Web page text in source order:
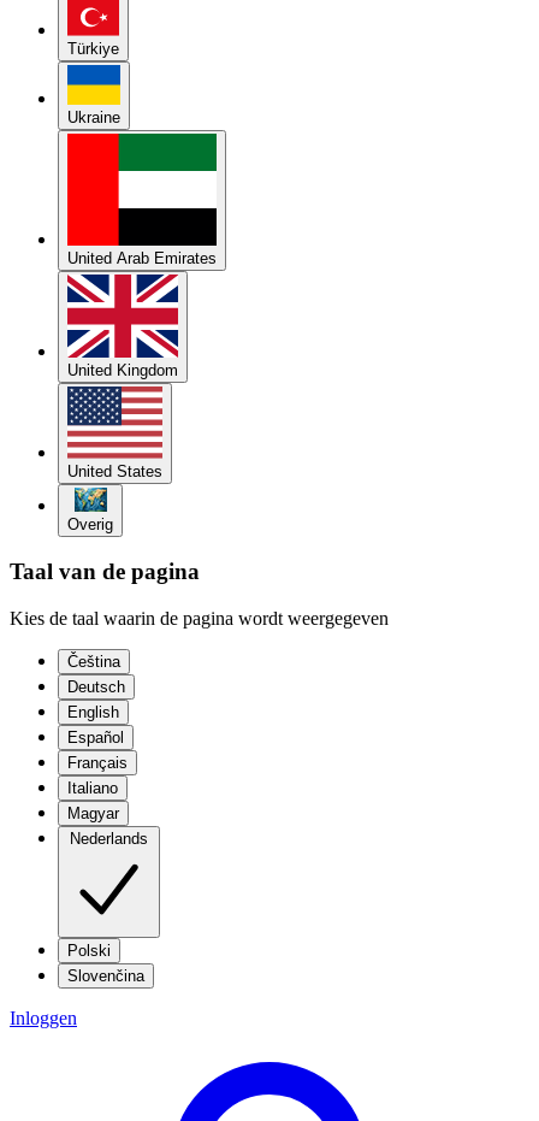
Türkiye
Ukraine
United Arab Emirates
United Kingdom
United States
Overig
Taal van de pagina
Kies de taal waarin de pagina wordt weergegeven
Čeština
Deutsch
English
Español
Français
Italiano
Magyar
Nederlands
Polski
Slovenčina
Inloggen